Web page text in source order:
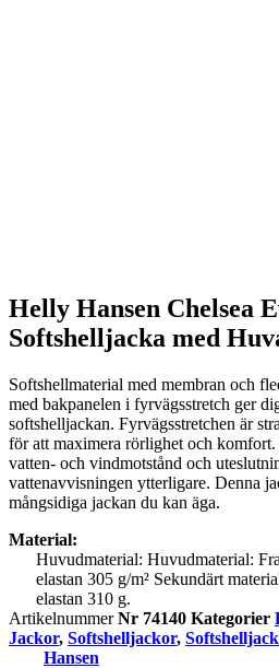
Helly Hansen Chelsea
Softshelljacka med
Softshellmaterial med membran och
med bakpanelen i fyrvägsstretch ger
softshelljackan. Fyrvägsstretchen är
för att maximera rörlighet och komfort.
vatten- och vindmotstånd och
vattenavvisningen ytterligare. Denna
mångsidiga jackan du kan äga.
Material:
Huvudmaterial: Huvudmaterial:
elastan 305 g/m² Sekundärt
elastan 310 g.
ArtikelnummerNr 74140 Kategorier
Jackor, Softshelljackor,
Hansen